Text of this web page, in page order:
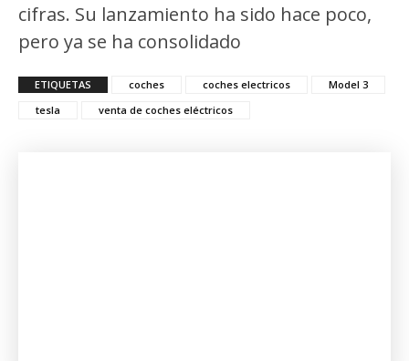
cifras. Su lanzamiento ha sido hace poco,
pero ya se ha consolidado
ETIQUETAS coches coches electricos
Model 3
tesla
venta de coches eléctricos